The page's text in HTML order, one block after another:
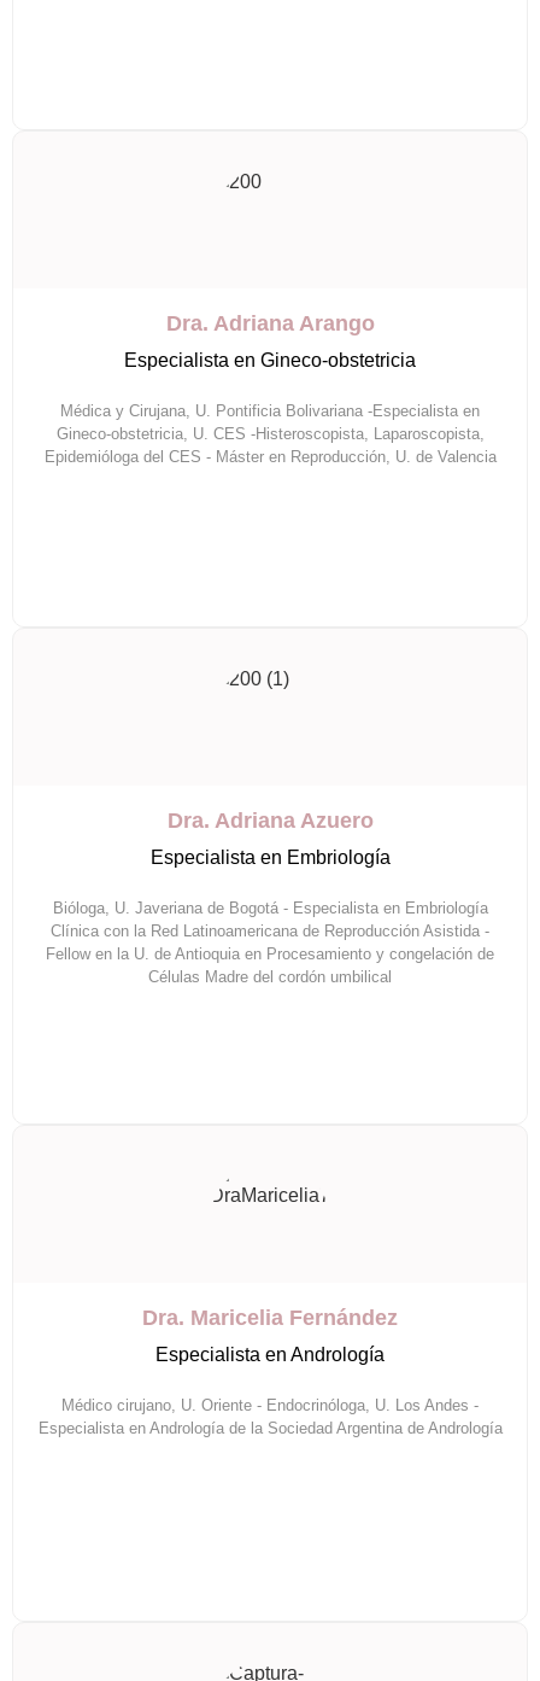
Dra. Adriana Arango
Especialista en Gineco-obstetricia
Médica y Cirujana, U. Pontificia Bolivariana -Especialista en
Gineco-obstetricia, U. CES -Histeroscopista, Laparoscopista,
Epidemióloga del CES - Máster en Reproducción, U. de Valencia
Dra. Adriana Azuero
Especialista en Embriología
Bióloga, U. Javeriana de Bogotá - Especialista en Embriología
Clínica con la Red Latinoamericana de Reproducción Asistida -
Fellow en la U. de Antioquia en Procesamiento y congelación de
Células Madre del cordón umbilical
Dra. Maricelia Fernández
Especialista en Andrología
Médico cirujano, U. Oriente - Endocrinóloga, U. Los Andes -
Especialista en Andrología de la Sociedad Argentina de Andrología